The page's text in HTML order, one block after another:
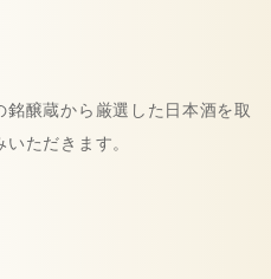
醸蔵から厳選した日本酒を取
ただきます。